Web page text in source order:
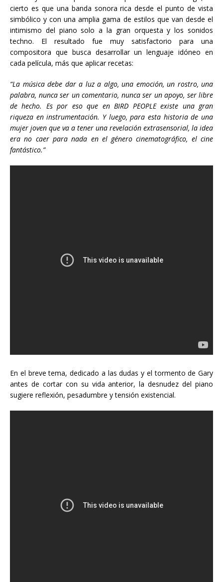
cierto es que una banda sonora rica desde el punto de vista
simbólico y con una amplia gama de estilos que van desde el
intimismo del piano solo a la gran orquesta y los sonidos
techno. El resultado fue muy satisfactorio para una
compositora que busca desarrollar un lenguaje idóneo en
cada película, más que aplicar recetas:
“La música debe dar a luz a algo, una emoción, un rostro, una
palabra, nunca ser un comentario, nunca ser un apoyo, ser libre
de hecho. Es por eso que en BIRD PEOPLE existe una gran
riqueza en instrumentación. Y luego, para esta historia de una
mujer joven que va a tener una revelación extrasensorial, la idea
era no caer para nada en el género cinematográfico, el cine
fantástico.”
En el breve tema, dedicado a las dudas y el tormento de Gary
antes de cortar con su vida anterior, la desnudez del piano
sugiere reflexión, pesadumbre y tensión existencial.